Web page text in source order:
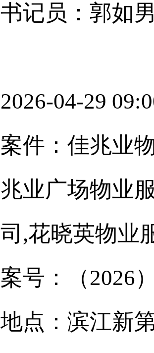
书记员：郭如
2026-04-29
案件：佳兆业
兆业广场物业
司,花晓英物业
案号：（2026
地点：滨江新